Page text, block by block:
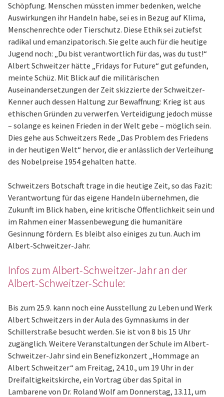
Schöpfung. Menschen müssten immer bedenken, welche
Auswirkungen ihr Handeln habe, sei es in Bezug auf Klima,
Menschenrechte oder Tierschutz. Diese Ethik sei zutiefst
radikal und emanzipatorisch. Sie gelte auch für die heutige
Jugend noch: „Du bist verantwortlich für das, was du tust!“
Albert Schweitzer hätte „Fridays for Future“ gut gefunden,
meinte Schüz. Mit Blick auf die militärischen
Auseinandersetzungen der Zeit skizzierte der Schweitzer-
Kenner auch dessen Haltung zur Bewaffnung: Krieg ist aus
ethischen Gründen zu verwerfen. Verteidigung jedoch müsse
– solange es keinen Frieden in der Welt gebe – möglich sein.
Dies gehe aus Schweitzers Rede „Das Problem des Friedens
in der heutigen Welt“ hervor, die er anlässlich der Verleihung
des Nobelpreise 1954 gehalten hatte.
Schweitzers Botschaft trage in die heutige Zeit, so das Fazit:
Verantwortung für das eigene Handeln übernehmen, die
Zukunft im Blick haben, eine kritische Öffentlichkeit sein und
im Rahmen einer Massenbewegung die humanitäre
Gesinnung fördern. Es bleibt also einiges zu tun. Auch im
Albert-Schweitzer-Jahr.
Infos zum Albert-Schweitzer-Jahr an der
Albert-Schweitzer-Schule:
Bis zum 25.9. kann noch eine Ausstellung zu Leben und Werk
Albert Schweitzers in der Aula des Gymnasiums in der
Schillerstraße besucht werden. Sie ist von 8 bis 15 Uhr
zugänglich. Weitere Veranstaltungen der Schule im Albert-
Schweitzer-Jahr sind ein Benefizkonzert „Hommage an
Albert Schweitzer“ am Freitag, 24.10., um 19 Uhr in der
Dreifaltigkeitskirche, ein Vortrag über das Spital in
Lambarene von Dr. Roland Wolf am Donnerstag, 13.11, um